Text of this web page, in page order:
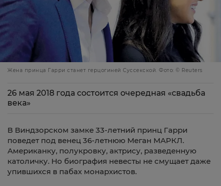
Жена принца Гарри станет герцогиней Суссекской. Фото: © Reuters
26 мая 2018 года состоится очередная «свадьба
века»
В Виндзорском замке 33-летний принц Гарри
поведет под венец 36-летнюю Меган МАРКЛ.
Американку, полукровку, актрису, разведенную
католичку. Но биография невесты не смущает даже
упившихся в пабах монархистов.